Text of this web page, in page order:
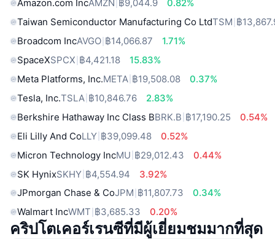
Amazon.com IncAMZN ฿9,044.9
0.82%
Taiwan Semiconductor Manufacturing Co LtdTSM ฿
Broadcom IncAVGO ฿14,066.87
1.71%
SpaceXSPCX ฿4,421.18
15.83%
Meta Platforms, Inc.META ฿19,508.08
0.37%
Tesla, Inc.TSLA ฿10,846.76
2.83%
Berkshire Hathaway Inc Class BBRK.B ฿17,190.25
0.54%
Eli Lilly And CoLLY ฿39,099.48
0.52%
Micron Technology IncMU ฿29,012.43
0.44%
SK HynixSKHY ฿4,554.94
3.92%
JPmorgan Chase & CoJPM ฿11,807.73
0.34%
Walmart IncWMT ฿3,685.33 0.20%
คริปโตเคอร์เรนซีที่มีผู้เยี่ยมชมมากที่สุด